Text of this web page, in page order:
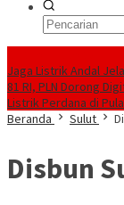
Jaga Listrik Andal
81 RI, PLN Dorong
Listrik Perdana di
Beranda
Sulut
Disbun